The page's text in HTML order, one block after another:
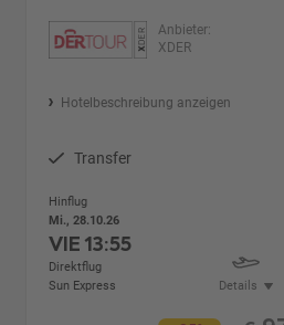
Anbieter:
XDER
Hotelbeschreibung anzeigen
Transfer
Hinflug
Mi., 28.10.26
VIE13:55
Direktflug
Sun Express
Details